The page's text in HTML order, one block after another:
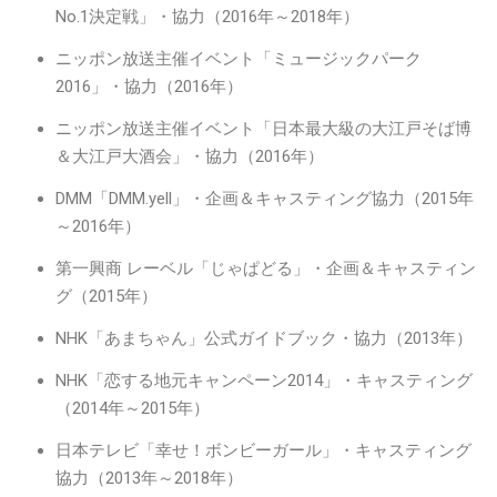
No.1決定戦」・協力（2016年～2018年）
ニッポン放送主催イベント「ミュージックパーク
2016」・協力（2016年）
ニッポン放送主催イベント「日本最大級の大江戸そば博
＆大江戸大酒会」・協力（2016年）
DMM「DMM.yell」・企画＆キャスティング協力（2015年
～2016年）
第一興商 レーベル「じゃぱどる」・企画＆キャスティン
グ（2015年）
NHK「あまちゃん」公式ガイドブック・協力（2013年）
NHK「恋する地元キャンペーン2014」・キャスティング
（2014年～2015年）
日本テレビ「幸せ！ボンビーガール」・キャスティング
協力（2013年～2018年）